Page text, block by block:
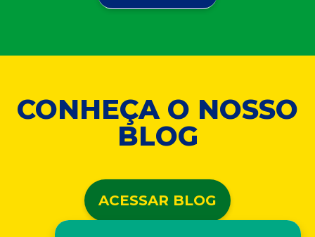
CONHEÇA O NOSSO
BLOG
ACESSAR BLOG